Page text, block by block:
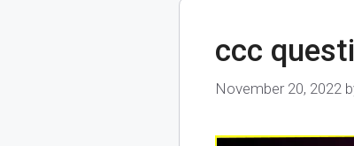
ccc
November 20, 2022